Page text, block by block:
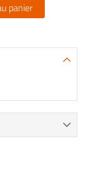
panier